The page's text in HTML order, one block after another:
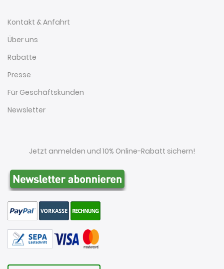
Kontakt & Anfahrt
Über uns
Rabatte
Presse
Für Geschäftskunden
Newsletter
Jetzt anmelden und 10% Online-Rabatt sichern!